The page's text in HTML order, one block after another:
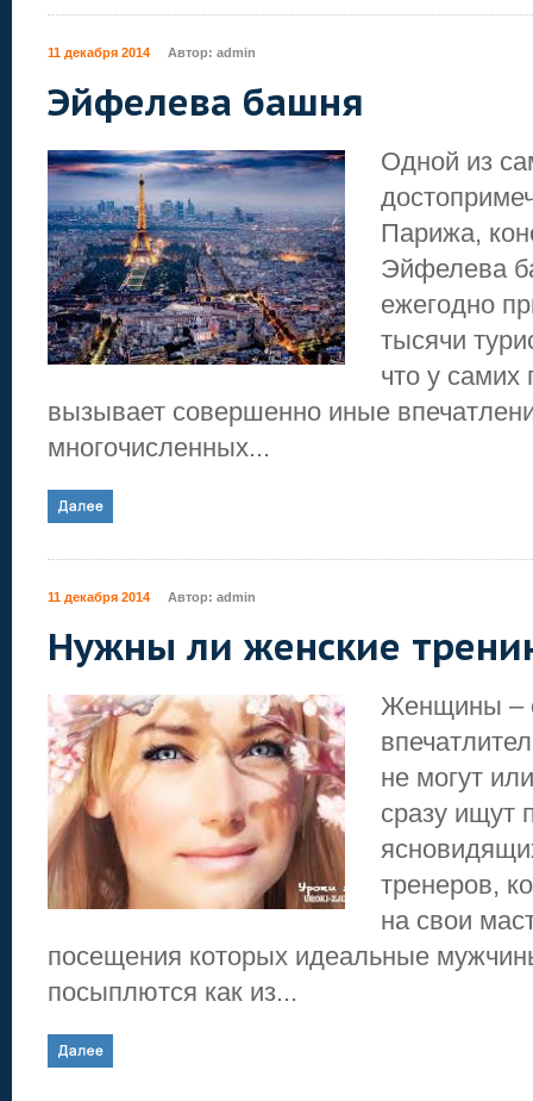
11 декабря 2014 Автор: admin
Эйфелева башня
Одной из
Парижа,
Эйфелева
ежегодно
тысячи
что у самих
вызывает совершенно иные
многочисленных...
11 декабря 2014 Автор: admin
Нужны ли женские
Женщины –
не могут
сразу ищут
тренеров,
на свои
посещения которых идеальные
посыплются как из...